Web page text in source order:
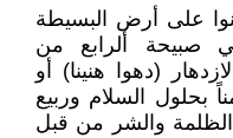
على أرض البسيطة
صبيحة ألرابع من
(دهوا هنينا) أو
بحلول السلام وربيع
الظلمة والشر من قبل